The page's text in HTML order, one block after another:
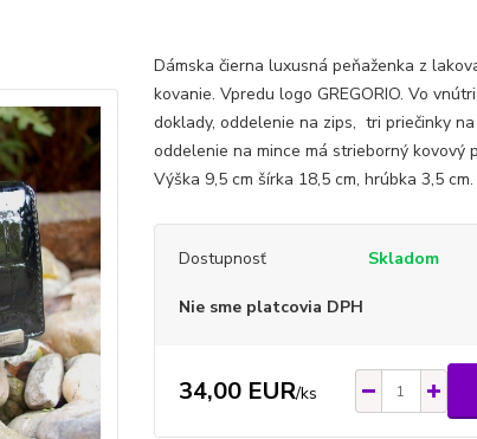
Dámska čierna luxusná peňaženka z
kovanie. Vpredu logo GREGORIO. Vo
doklady, oddelenie na zips, tri priečinky na
oddelenie na mince má strieborný kovový
Výška 9,5 cm šírka 18,5 cm, hrúbka 3,5 cm.
Dostupnosť Skladom
Nie sme platcovia DPH
34,00 EUR/ks